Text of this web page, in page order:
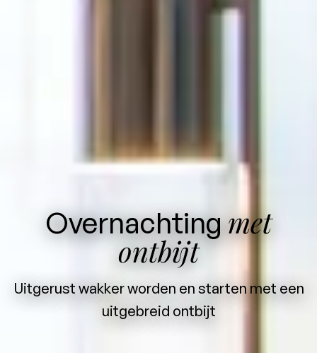
Overnachtingmet
ontbijt
Uitgerust wakker worden en starten met een
uitgebreid ontbijt